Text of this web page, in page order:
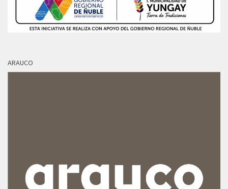
ARAUCO